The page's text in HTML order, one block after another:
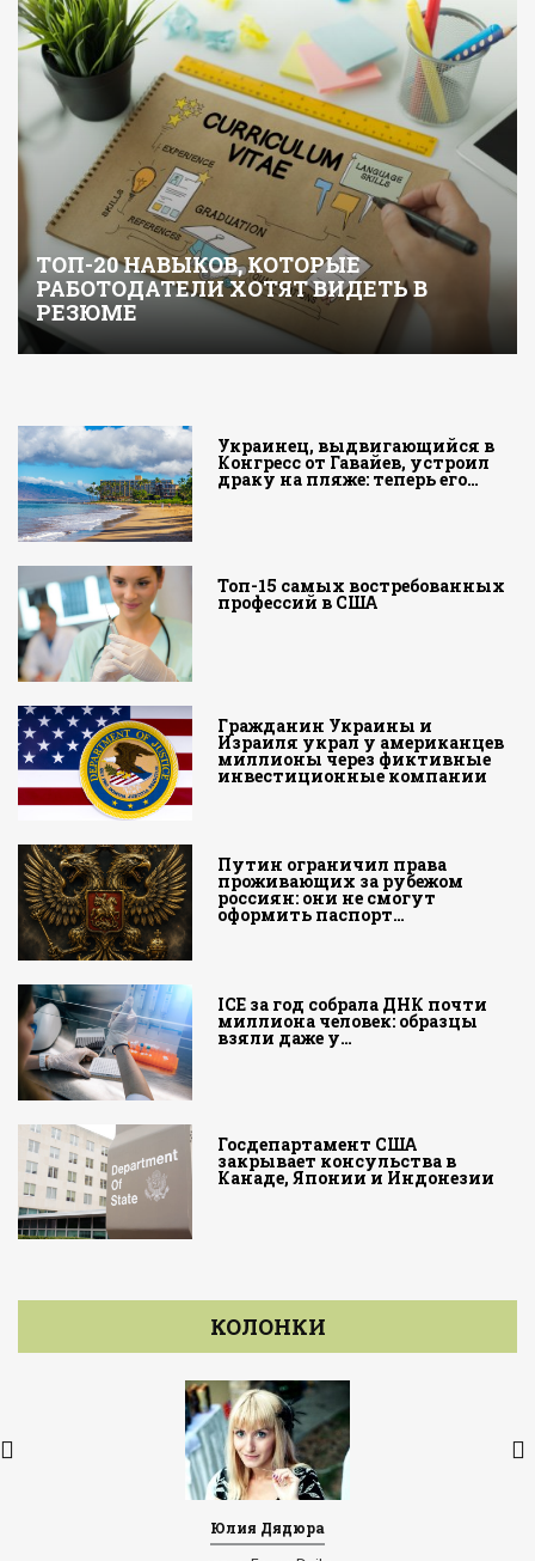
ТОП-20 НАВЫКОВ, КОТОРЫЕ
РАБОТОДАТЕЛИ ХОТЯТ ВИДЕТЬ В
РЕЗЮМЕ
Украинец, выдвигающийся в
Конгресс от Гавайев, устроил
драку на пляже: теперь его…
Топ-15 самых востребованных
профессий в США
Гражданин Украины и
Израиля украл у американцев
миллионы через фиктивные
инвестиционные компании
Путин ограничил права
проживающих за рубежом
россиян: они не смогут
оформить паспорт…
ICE за год собрала ДНК почти
миллиона человек: образцы
взяли даже у…
Госдепартамент США
закрывает консульства в
Канаде, Японии и Индонезии
КОЛОНКИ
Юлия Дядюра